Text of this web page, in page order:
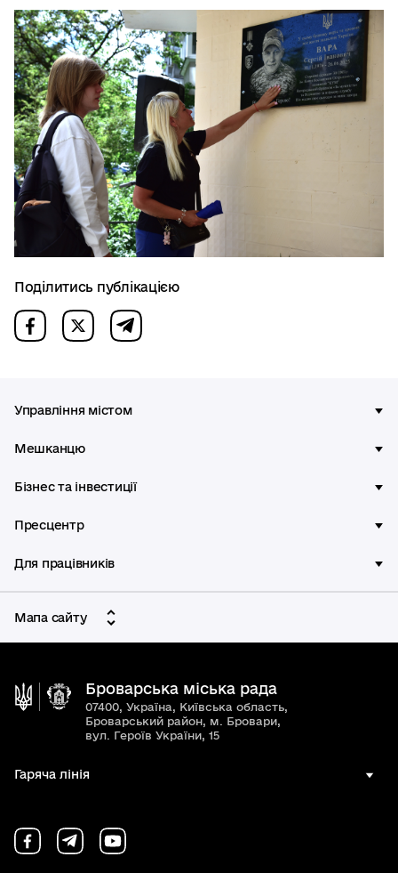
Поділитись публікацією
Управління містом
Мешканцю
Бізнес та інвестиції
Пресцентр
Для працівників
Мапа сайту
Броварська міська рада
07400, Україна, Київська область,
Броварський район, м. Бровари,
вул. Героїв України, 15
Гаряча лінія